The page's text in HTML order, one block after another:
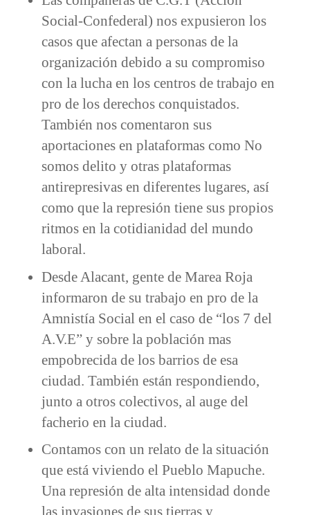
Social-Confederal) nos expusieron los
casos que afectan a personas de la
organización debido a su compromiso
con la lucha en los centros de trabajo en
pro de los derechos conquistados.
También nos comentaron sus
aportaciones en plataformas como No
somos delito y otras plataformas
antirepresivas en diferentes lugares, así
como que la represión tiene sus propios
ritmos en la cotidianidad del mundo
laboral.
Desde Alacant, gente de Marea Roja
informaron de su trabajo en pro de la
Amnistía Social en el caso de “los 7 del
A.V.E” y sobre la población mas
empobrecida de los barrios de esa
ciudad. También están respondiendo,
junto a otros colectivos, al auge del
facherio en la ciudad.
Contamos con un relato de la situación
que está viviendo el Pueblo Mapuche.
Una represión de alta intensidad donde
las invasiones de sus tierras y